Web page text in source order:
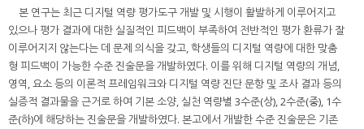
본 연구는 최근 디지털 역량 평가도구 개발 및 시행이 활발하게 이루어지고
있으나 평가 결과에 대한 실질적인 피드백이 부족하여 전반적인 평가 환류가 잘
이루어지지 않는다는 데 문제 의식을 갖고, 학생들의 디지털 역량에 대한 맞춤
형 피드백이 가능한 수준 진술문을 개발하였다. 이를 위해 디지털 역량의 개념,
영역, 요소 등의 이론적 프레임워크와 디지털 역량 진단 문항 및 조사 결과 등의
실증적 결과물을 근거로 하여 기본 소양, 실천 역량별 3수준(상), 2수준(중), 1수
준(하)에 해당하는 진술문을 개발하였다. 본고에서 개발한 수준 진술문은 기존